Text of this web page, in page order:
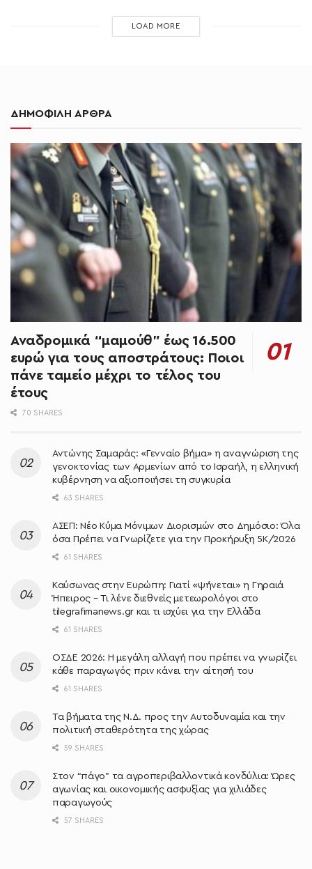
LOAD MORE
ΔΗΜΟΦΙΛΗ ΑΡΘΡΑ
Αναδρομικά “μαμούθ” έως 16.500
ευρώ για τους αποστράτους: Ποιοι
πάνε ταμείο μέχρι το τέλος του
έτους
70 SHARES
Αντώνης Σαμαράς: «Γενναίο βήμα» η αναγνώριση της
γενοκτονίας των Αρμενίων από το Ισραήλ, η ελληνική
κυβέρνηση να αξιοποιήσει τη συγκυρία
63 SHARES
ΑΣΕΠ: Νέο Κύμα Μόνιμων Διορισμών στο Δημόσιο: Όλα
όσα Πρέπει να Γνωρίζετε για την Προκήρυξη 5Κ/2026
61 SHARES
Καύσωνας στην Ευρώπη: Γιατί «ψήνεται» η Γηραιά
Ήπειρος – Τι λένε διεθνείς μετεωρολόγοι στο
tilegrafimanews.gr και τι ισχύει για την Ελλάδα
61 SHARES
ΟΣΔΕ 2026: Η μεγάλη αλλαγή που πρέπει να γνωρίζει
κάθε παραγωγός πριν κάνει την αίτησή του
61 SHARES
Τα βήματα της Ν.Δ. προς την Αυτοδυναμία και την
πολιτική σταθερότητα της χώρας
59 SHARES
Στον “πάγο” τα αγροπεριβαλλοντικά κονδύλια: Ώρες
αγωνίας και οικονομικής ασφυξίας για χιλιάδες
παραγωγούς
57 SHARES